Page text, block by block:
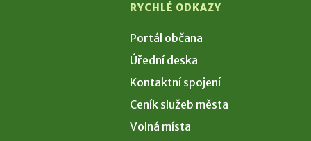
RYCHLÉ ODKAZY
Portál občana
Úřední deska
Kontaktní spojení
Ceník služeb města
Volná místa